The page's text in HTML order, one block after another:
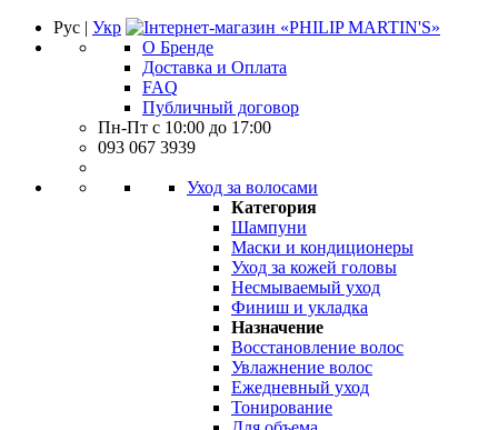
Рус | Укр
О Бренде
Доставка и Оплата
FAQ
Публичный договор
Пн-Пт с 10:00 до 17:00
093 067 3939
Уход за волосами
Категория
Шампуни
Маски и кондиционеры
Уход за кожей головы
Несмываемый уход
Финиш и укладка
Назначение
Восстановление волос
Увлажнение волос
Ежедневный уход
Тонирование